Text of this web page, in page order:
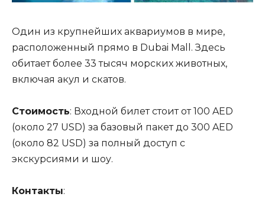
Один из крупнейших аквариумов в мире,
расположенный прямо в Dubai Mall. Здесь
обитает более 33 тысяч морских животных,
включая акул и скатов.
Стоимость: Входной билет стоит от 100 AED
(около 27 USD) за базовый пакет до 300 AED
(около 82 USD) за полный доступ с
экскурсиями и шоу.
Контакты: